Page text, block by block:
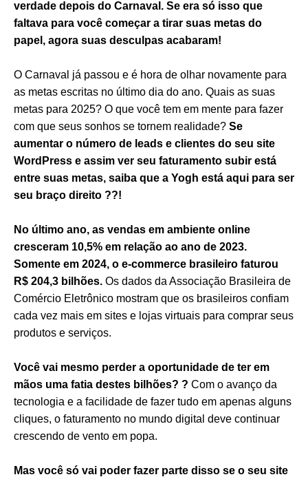
verdade depois do Carnaval. Se era só isso que
faltava para você começar a tirar suas metas do
papel, agora suas desculpas acabaram!
O Carnaval já passou e é hora de olhar novamente para
as metas escritas no último dia do ano. Quais as suas
metas para 2025? O que você tem em mente para fazer
com que seus sonhos se tornem realidade? Se
aumentar o número de leads e clientes do seu site
WordPress e assim ver seu faturamento subir está
entre suas metas, saiba que a Yogh está aqui para ser
seu braço direito ??!
No último ano, as vendas em ambiente online
cresceram 10,5% em relação ao ano de 2023.
Somente em 2024, o e-commerce brasileiro faturou
R$ 204,3 bilhões. Os dados da Associação Brasileira de
Comércio Eletrônico mostram que os brasileiros confiam
cada vez mais em sites e lojas virtuais para comprar seus
produtos e serviços.
Você vai mesmo perder a oportunidade de ter em
mãos uma fatia destes bilhões? ? Com o avanço da
tecnologia e a facilidade de fazer tudo em apenas alguns
cliques, o faturamento no mundo digital deve continuar
crescendo de vento em popa.
Mas você só vai poder fazer parte disso se o seu site